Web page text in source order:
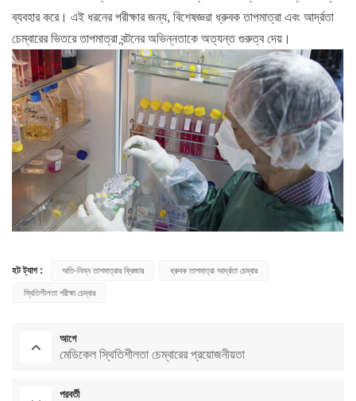
ব্যবহার করে। এই ধরনের পরীক্ষার জন্য, বিশেষজ্ঞরা ধ্রুবক তাপমাত্রা এবং আর্দ্রতা
চেম্বারের ভিতরে তাপমাত্রা বন্টনের অভিন্নতাকে অত্যন্ত গুরুত্ব দেয়।
হট ট্যাগ : অতি-নিম্ন তাপমাত্রার ফ্রিজার ধ্রুবক তাপমাত্রা আর্দ্রতা চেম্বার
স্থিতিশীলতা পরীক্ষা চেম্বার
আগে
মেডিকেল স্থিতিশীলতা চেম্বারের প্রয়োজনীয়তা
পরবর্তী